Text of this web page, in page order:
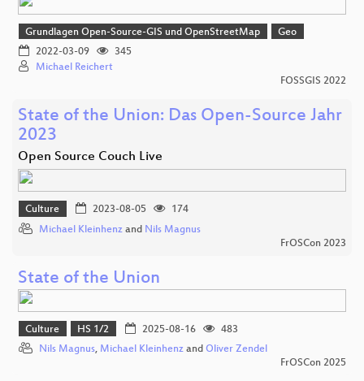
Grundlagen Open-Source-GIS und OpenStreetMap
Geo
2022-03-09
345
Michael Reichert
FOSSGIS 2022
State of the Union: Das Open-Source Jahr
2023
Open Source Couch Live
Culture 2023-08-05
174
Michael Kleinhenz and Nils Magnus
FrOSCon 2023
State of the Union
Culture HS 1/2 2025-08-16
483
Nils Magnus, Michael Kleinhenz and Oliver Zendel
FrOSCon 2025